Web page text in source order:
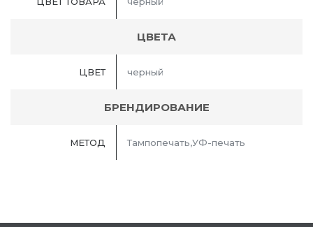
ЦВЕТА
ЦВЕТ черный
БРЕНДИРОВАНИЕ
МЕТОД Тампопечать,УФ-печать